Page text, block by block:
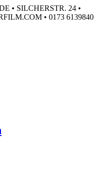
• SILCHERSTR. 24 •
• 0173 6139840